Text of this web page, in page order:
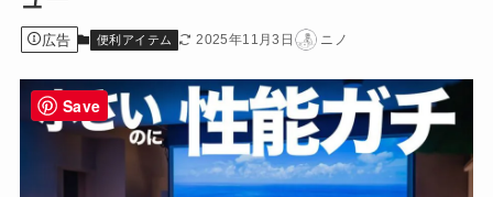
広告 便利アイテム 2025年11月3日 ニノ
Save